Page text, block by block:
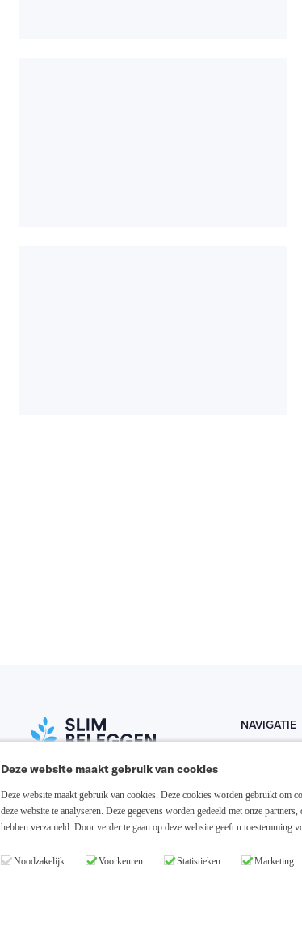
NAVIGATIE
Media
Deze website maakt gebruik van cookies
Deze website maakt gebruik van cookies. Deze cookies worden gebruikt om
deze website te analyseren. Deze gegevens worden gedeeld met onze
hebben verzameld. Door verder te gaan op deze website geeft u toestemming
Noodzakelijk Voorkeuren Statistieken Marketing